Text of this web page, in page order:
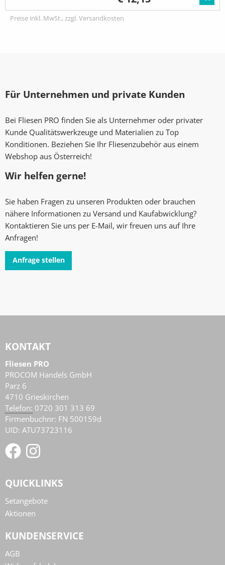
Preise inkl. MwSt., zzgl. Versandkosten
Für Unternehmen und private Kunden
Bei Fliesen PRO finden Sie als Unternehmer oder privater
Kunde Qualitätswerkzeuge und Materialien zu Top
Konditionen. Beziehen Sie Ihr Fliesenzubehör aus einem
Webshop aus Österreich!
Wir helfen gerne!
Sie haben Fragen zu unseren Produkten oder brauchen
nähere Informationen zu Versand und Kaufabwicklung?
Kontaktieren Sie uns per E-Mail, wir freuen uns auf Ihre
Anfragen!
Anfrage stellen
KONTAKT
Fliesen PRO
PROCOM Handels GmbH
Parz 6
4710 Grieskirchen
AT
Telefon: 0720 301 313 69
Firmenbuchnr: FN 500159d
UID: ATU73723116
QUICKLINKS
Setangebote
Aktionen
KUNDENSERVICE
AGB